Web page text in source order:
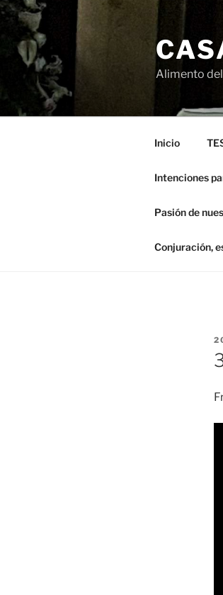
Saltar
contenido
Alimento del
Inicio
Intenciones
Pasión de
Conjuración,
EL